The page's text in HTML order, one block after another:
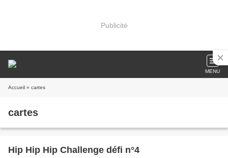
Publicité
MENU
Accueil » cartes
cartes
Hip Hip Hip Challenge défi n°4